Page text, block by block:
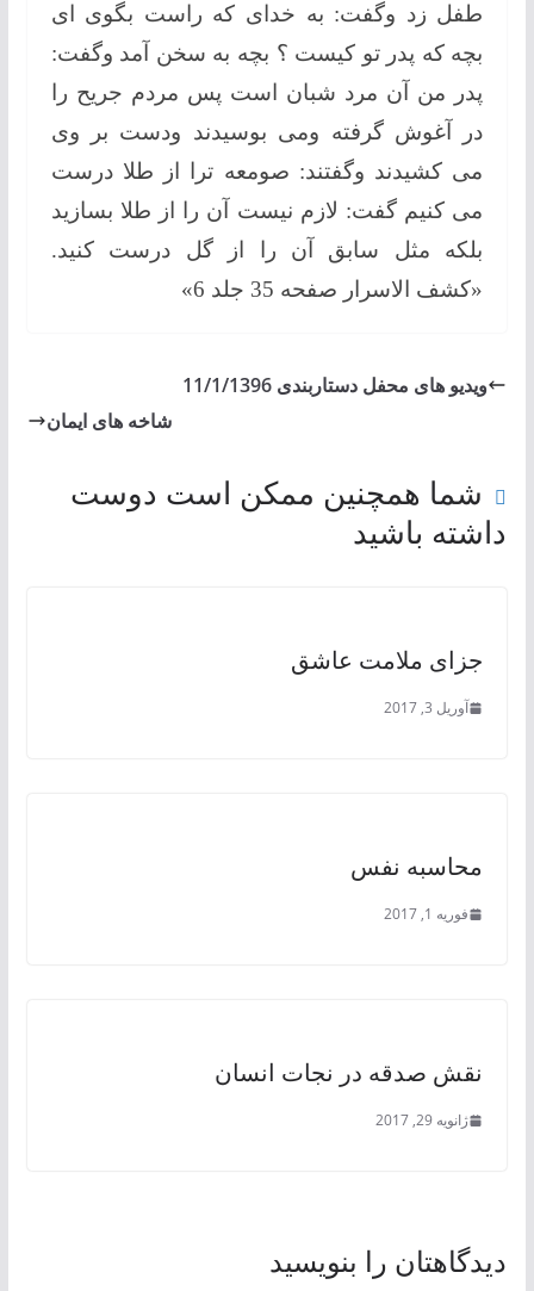
طفل زد وگفت: به خدای كه راست بگوی ای
بچه كه پدر تو كیست ؟ بچه به سخن آمد وگفت:
پدر من آن مرد شبان است پس مردم جریح را
در آغوش گرفته ومی بوسیدند ودست بر وی
می كشیدند وگفتند: صومعه ترا از طلا درست
می كنیم گفت: لازم نیست آن را از طلا بسازید
بلكه مثل سابق آن را از گل درست كنید.
«كشف الاسرار صفحه 35 جلد 6»
ویدیو های محفل دستاربندی 11/1/1396
شاخه های ايمان
شما همچنین ممکن است دوست
داشته باشید
جزای ملامت عاشق
آوریل 3, 2017
محاسبه نفس
فوریه 1, 2017
نقش صدقه در نجات انسان
ژانویه 29, 2017
دیدگاهتان را بنویسید